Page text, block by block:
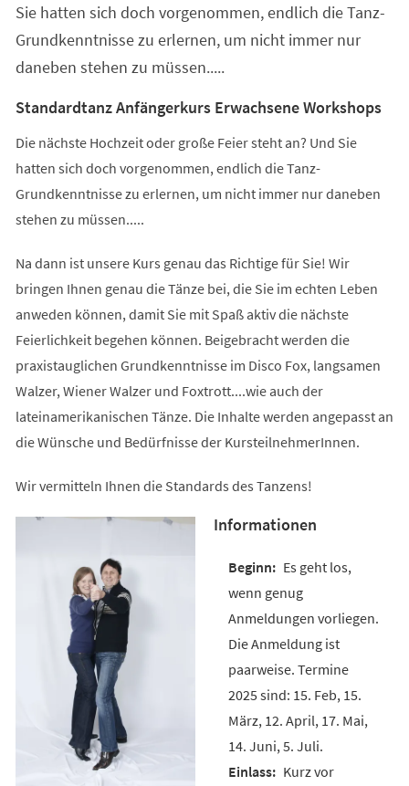
Sie hatten sich doch vorgenommen, endlich die Tanz-
Grundkenntnisse zu erlernen, um nicht immer nur
daneben stehen zu müssen.....
Standardtanz Anfängerkurs Erwachsene Workshops
Die nächste Hochzeit oder große Feier steht an? Und Sie
hatten sich doch vorgenommen, endlich die Tanz-
Grundkenntnisse zu erlernen, um nicht immer nur daneben
stehen zu müssen.....
Na dann ist unsere Kurs genau das Richtige für Sie! Wir
bringen Ihnen genau die Tänze bei, die Sie im echten Leben
anweden können, damit Sie mit Spaß aktiv die nächste
Feierlichkeit begehen können. Beigebracht werden die
praxistauglichen Grundkenntnisse im Disco Fox, langsamen
Walzer, Wiener Walzer und Foxtrott....wie auch der
lateinamerikanischen Tänze. Die Inhalte werden angepasst an
die Wünsche und Bedürfnisse der KursteilnehmerInnen.
Wir vermitteln Ihnen die Standards des Tanzens!
Informationen
Es geht los,
wenn genug
Anmeldungen vorliegen.
Die Anmeldung ist
paarweise. Termine
2025 sind: 15. Feb, 15.
März, 12. April, 17. Mai,
14. Juni, 5. Juli.
Kurz vor